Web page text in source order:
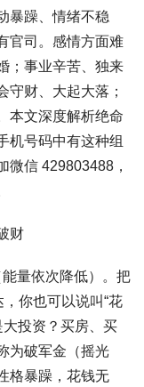
暴躁、情绪不稳
官司。感情方面难
；事业辛苦、独来
守财、大起大落；
本文深度解析绝命
机号码中有这种组
微信 429803488，
财
量依次降低）。把
你也可以说叫“花
投资？买房、买
为破军金（摇光
格暴躁，花钱无